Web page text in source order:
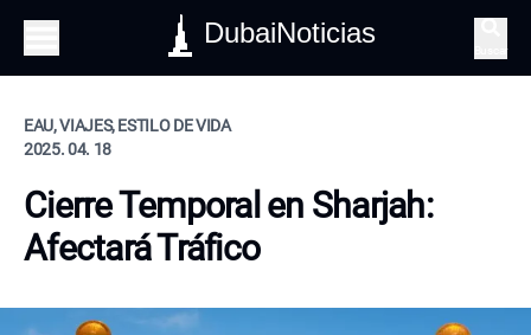
DubaiNoticias
EAU, VIAJES, ESTILO DE VIDA
2025. 04. 18
Cierre Temporal en Sharjah:
Afectará Tráfico